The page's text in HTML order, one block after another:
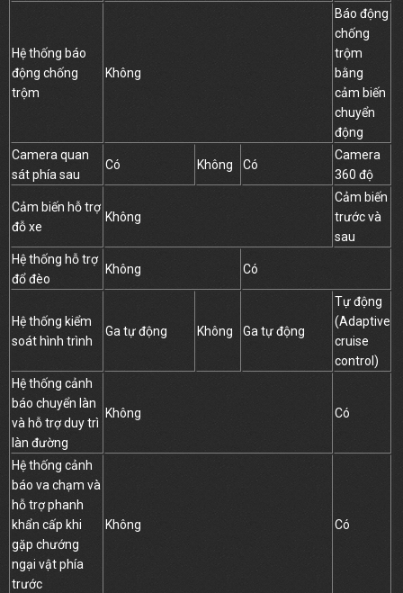
Hệ thống báo
động chống
trộm
Không
Báo động
chống
trộm
bằng
cảm biến
chuyển
động
Camera quan
sát phía sau
Có Không Có
Camera
360 độ
Cảm biến hỗ trợ
đỗ xe
Không
Cảm biến
trước và
sau
Hệ thống hỗ trợ
đổ đèo
Không Có
Hệ thống kiểm
soát hình trình
Ga tự động Không Ga tự động
Tự động
(Adaptive
cruise
control)
Hệ thống cảnh
báo chuyển làn
và hỗ trợ duy trì
làn đường
Không Có
Hệ thống cảnh
báo va chạm và
hỗ trợ phanh
khẩn cấp khi
gặp chướng
ngại vật phía
trước
Không Có